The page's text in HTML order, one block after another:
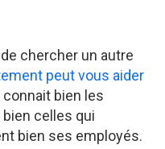
chercher un autre
peut vous aider
connait bien les
celles qui
bien ses employés.